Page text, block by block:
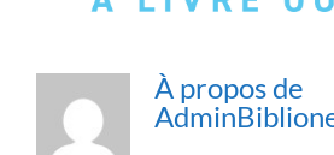
À propos de